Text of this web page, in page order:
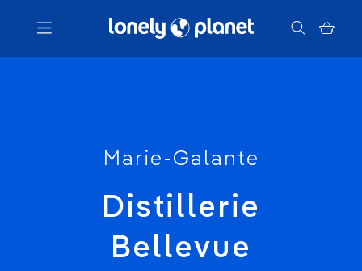
Menu
Marie-Galante
Distillerie
Bellevue